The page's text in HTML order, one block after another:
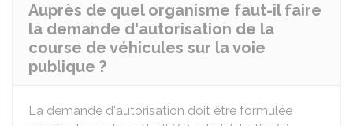
Auprès de quel organisme faut-il faire
la demande d'autorisation de la
course de véhicules sur la voie
publique ?
La demande d'autorisation doit être formulée